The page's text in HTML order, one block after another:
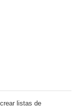
listas de